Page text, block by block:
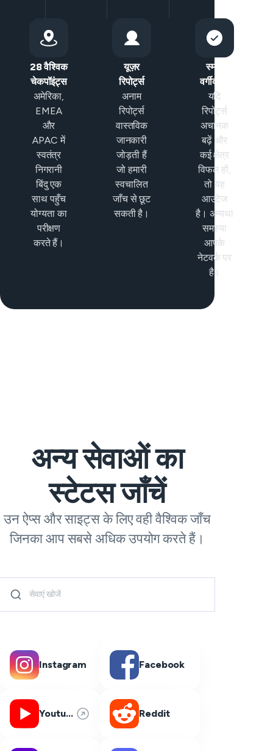
28 वैश्विक
चेकपॉइंट्स
अमेरिका,
EMEA
और
APAC में
स्वतंत्र
निगरानी
बिंदु एक
साथ पहुँच
योग्यता का
परीक्षण
करते हैं।
यूज़र
रिपोर्ट्स
अनाम
रिपोर्ट्स
वास्तविक
जानकारी
जोड़ती हैं
जो हमारी
स्वचालित
जाँच से छूट
सकती है।
स्मार्ट
वर्गीकरण
यदि
रिपोर्ट्स
अचानक
बढ़ें और
कई क्षेत्र
विफल हों,
तो यह
आउटेज
है। अन्यथा
समस्या
आपके
नेटवर्क पर
है।
अन्य सेवाओं का
स्टेटस जाँचें
उन ऐप्स और साइट्स के लिए वही वैश्विक जाँच
जिनका आप सबसे अधिक उपयोग करते हैं।
Instagram Facebook
Youtube Reddit